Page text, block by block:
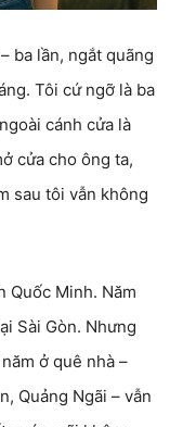
ba lần, ngắt quãng
Tôi cứ ngỡ là ba
cánh cửa là
cửa cho ông ta,
sau tôi vẫn không
Quốc Minh. Năm
Sài Gòn. Nhưng
ở quê nhà –
Quảng Ngãi – vẫn